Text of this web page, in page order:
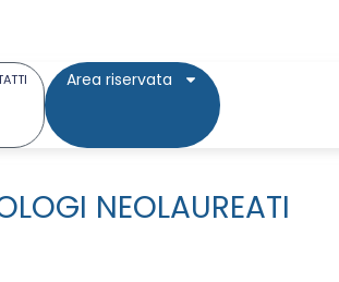
Area riservata
NEOLAUREATI